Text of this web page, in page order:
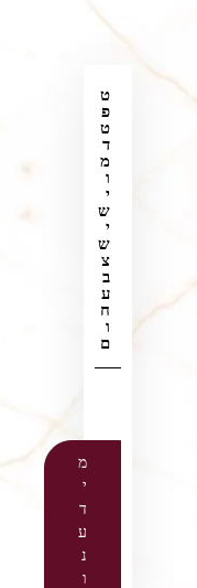
ט
פ
ט
ד
מ
ו
י
ש
י
ש
צ
ב
ע
ח
ו
ם
מ
י
ד
ע
נ
ו